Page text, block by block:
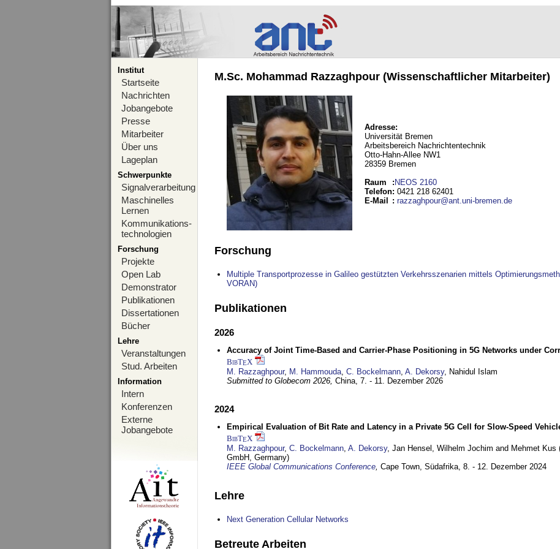
Institut
Startseite
Nachrichten
Jobangebote
Presse
Mitarbeiter
Über uns
Lageplan
Schwerpunkte
Signalverarbeitung
Maschinelles
Lernen
Kommunikations-
technologien
Forschung
Projekte
Open Lab
Demonstrator
Publikationen
Dissertationen
Bücher
Lehre
Veranstaltungen
Stud. Arbeiten
Information
Intern
Konferenzen
Externe
Jobangebote
M.Sc. Mohammad Razzaghpour (Wissenschaftlicher Mitarbeiter)
Adresse:
Universität Bremen
Arbeitsbereich Nachrichtentechnik
Otto-Hahn-Allee NW1
28359 Bremen
Raum
: NEOS 2160
Telefon: 0421 218 62401
E-Mail
: razzaghpour@ant.uni-bremen.de
Forschung
Multiple Transportprozesse in Galileo gestützten Verkehrsszenarien mittels
VORAN)
Publikationen
2026
Accuracy of Joint Time-Based and Carrier-Phase Positioning in 5G Networks under
BibTEX
M. Razzaghpour, M. Hammouda, C. Bockelmann, A. Dekorsy, Nahidul Islam
Submitted to Globecom 2026, China, 7. - 11. Dezember 2026
2024
Empirical Evaluation of Bit Rate and Latency in a Private 5G Cell for Slow-Speed
BibTEX
M. Razzaghpour, C. Bockelmann, A. Dekorsy, Jan Hensel, Wilhelm Jochim and Mehmet Kus
GmbH, Germany)
IEEE Global Communications Conference, Cape Town, Südafrika, 8. - 12. Dezember 2024
Lehre
Next Generation Cellular Networks
Betreute Arbeiten